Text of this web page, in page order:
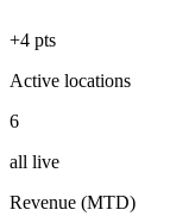
+4 pts
Active locations
6
all live
Revenue (MTD)